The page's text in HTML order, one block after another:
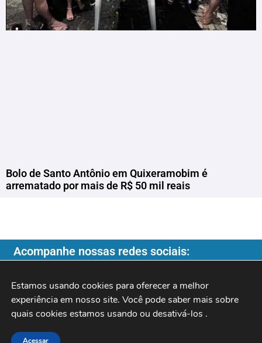
Bolo de Santo Antônio em Quixeramobim é
arrematado por mais de R$ 50 mil reais
Acompanhe nossas redes sociais:
Copyright ©️ 2026| Programa do Rochinha |
Estamos usando cookies para oferecer a melhor
experiência em nosso site. Você pode saber mais sobre
quais cookies estamos usando ou desativá-los .
Acessar